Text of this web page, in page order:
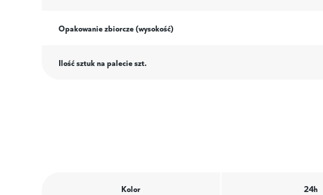
Opakowanie zbiorcze (wysokość)
Ilość sztuk na palecie szt.
Kolor 24h